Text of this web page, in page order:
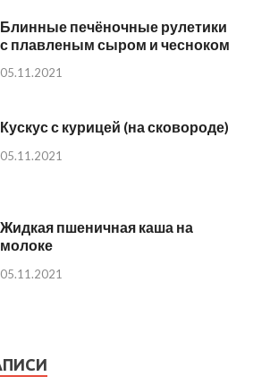
Блинные печёночные рулетики
с плавленым сыром и чесноком
05.11.2021
Кускус с курицей (на сковороде)
05.11.2021
Жидкая пшеничная каша на
молоке
05.11.2021